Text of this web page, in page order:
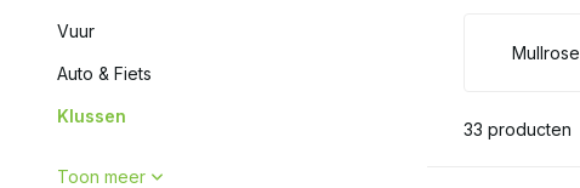
Vuur
Auto & Fiets
Klussen
Toon meer
Mullrose
33 producten